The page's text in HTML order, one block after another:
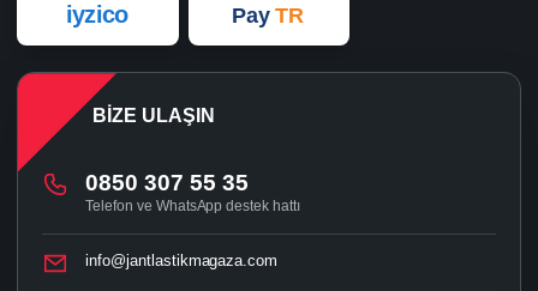
iyzico Pay TR
BIZE ULAŞIN
0850 307 55 35
Telefon ve WhatsApp destek hattı
info@jantlastikmagaza.com